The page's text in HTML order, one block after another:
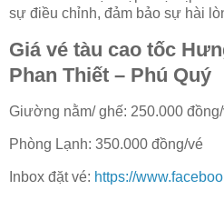
sự điều chỉnh, đảm bảo sự hài
Giá vé tàu cao tốc
Phan Thiết – Phú Quý
Giường nằm/ ghế: 250.000
Phòng Lạnh: 350.000 đồng/vé
Inbox đặt vé: https://